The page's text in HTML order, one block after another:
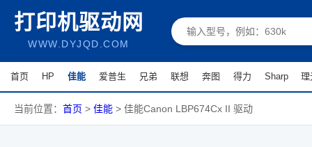
打印机驱动网
WWW.DYJQD.COM
首页 HP 佳能 爱普生 兄弟 联想 奔图 得力 Sharp 理
当前位置： 首页 > 佳能 > 佳能Canon LBP674Cx II 驱动